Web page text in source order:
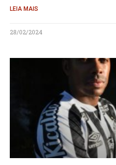
LEIA MAIS
28/02/2024